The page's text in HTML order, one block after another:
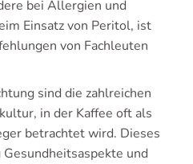
bei Allergien und
Einsatz von Peritol, ist
von Fachleuten
sind die zahlreichen
in der Kaffee oft als
betrachtet wird. Dieses
und